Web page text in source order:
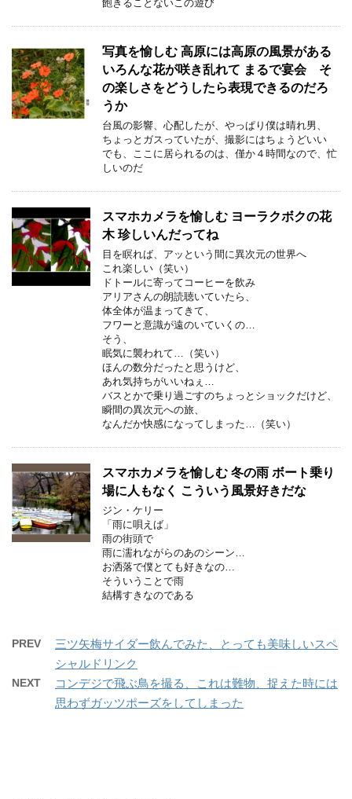
飽きることないこの遊び
写真を愉しむ 高原には高原の風景がある
いろんな花が咲き乱れて まるで宴会 そ
の楽しさをどうしたら表現できるのだろ
うか
台風の影響、心配したが、やっぱり僕は晴れ男、
ちょっとガスっていたが、撮影にはちょうどいい
でも、ここに居られるのは、僅か４時間なので、忙
しいのだ
スマホカメラを愉しむ ヨーラクボクの花
木 珍しいんだってね
目を瞑れば、アッという間に異次元の世界へ
これ楽しい（笑い）
ドトールに寄ってコーヒーを飲み
アリアさんの朗読聴いていたら、
体全体が温まってきて、
フワーと意識が遠のいていくの…
そう、
眠気に襲われて…（笑い）
ほんの数分だったと思うけど、
あれ気持ちがいいねぇ…
バスとかで乗り過ごすのちょっとショックだけど、
瞬間の異次元への旅、
なんだか快感になってしまった…（笑い）
スマホカメラを愉しむ 冬の雨 ボート乗り
場に人もなく こういう風景好きだな
ジン・ケリー
「雨に唄えば」
雨の街頭で
雨に濡れながらのあのシーン…
お洒落で僕とても好きなの…
そういうことで雨
結構すきなのである
PREV
三ツ矢梅サイダー飲んでみた、とっても美味しいスペ
シャルドリンク
NEXT
コンデジで飛ぶ鳥を撮る、これは難物、捉えた時には
思わずガッツポーズをしてしまった